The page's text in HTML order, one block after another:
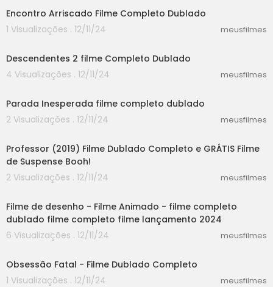
Encontro Arriscado Filme Completo Dublado
1 Visualizações . 12/11/24
meusfilmes
Descendentes 2 filme Completo Dublado
4 Visualizações . 12/11/24
meusfilmes
Parada Inesperada filme completo dublado
2 Visualizações . 12/11/24
meusfilmes
Professor (2019) Filme Dublado Completo e GRÁTIS Filme
de Suspense Booh!
2 Visualizações . 12/11/24
meusfilmes
Filme de desenho - Filme Animado - filme completo
dublado filme completo filme lançamento 2024
6 Visualizações . 12/11/24
meusfilmes
Obsessão Fatal - Filme Dublado Completo
1 Visualizações . 12/11/24
meusfilmes